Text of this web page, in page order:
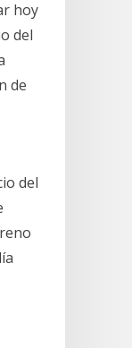
hoy
del
de
del